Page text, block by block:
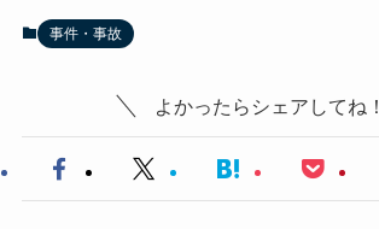
事件・事故
よかったらシェアしてね！